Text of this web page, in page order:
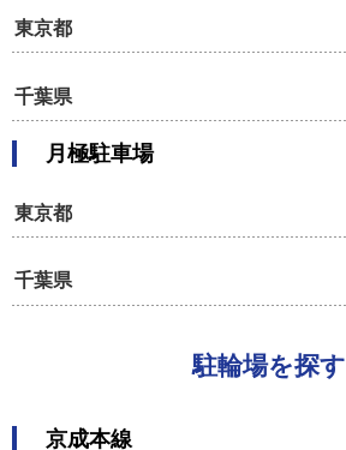
東京都
千葉県
月極駐車場
東京都
千葉県
駐輪場を探す
京成本線